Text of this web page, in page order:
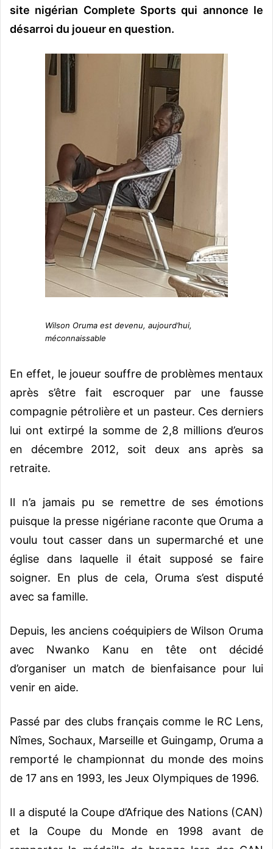
site nigérian Complete Sports qui annonce le
désarroi du joueur en question.
Wilson Oruma est devenu, aujourd’hui,
méconnaissable
En effet, le joueur souffre de problèmes mentaux
après s’être fait escroquer par une fausse
compagnie pétrolière et un pasteur. Ces derniers
lui ont extirpé la somme de 2,8 millions d’euros
en décembre 2012, soit deux ans après sa
retraite.
Il n’a jamais pu se remettre de ses émotions
puisque la presse nigériane raconte que Oruma a
voulu tout casser dans un supermarché et une
église dans laquelle il était supposé se faire
soigner. En plus de cela, Oruma s’est disputé
avec sa famille.
Depuis, les anciens coéquipiers de Wilson Oruma
avec Nwanko Kanu en tête ont décidé
d’organiser un match de bienfaisance pour lui
venir en aide.
Passé par des clubs français comme le RC Lens,
Nîmes, Sochaux, Marseille et Guingamp, Oruma a
remporté le championnat du monde des moins
de 17 ans en 1993, les Jeux Olympiques de 1996.
Il a disputé la Coupe d’Afrique des Nations (CAN)
et la Coupe du Monde en 1998 avant de